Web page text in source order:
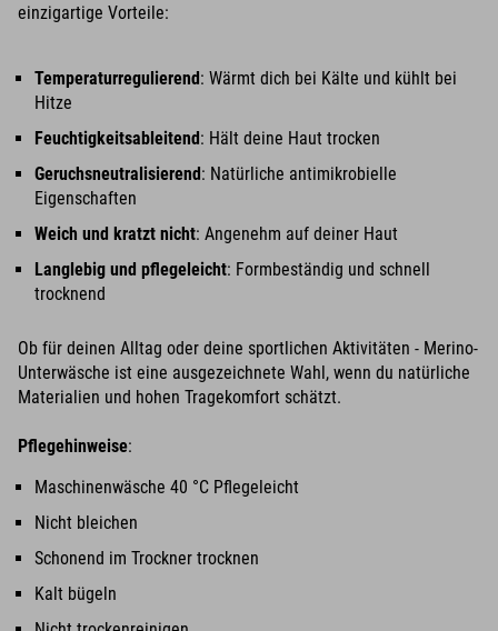
einzigartige Vorteile:
Temperaturregulierend: Wärmt dich bei Kälte und kühlt bei
Hitze
Feuchtigkeitsableitend: Hält deine Haut trocken
Geruchsneutralisierend: Natürliche antimikrobielle
Eigenschaften
Weich und kratzt nicht: Angenehm auf deiner Haut
Langlebig und pflegeleicht: Formbeständig und schnell
trocknend
Ob für deinen Alltag oder deine sportlichen Aktivitäten - Merino-
Unterwäsche ist eine ausgezeichnete Wahl, wenn du natürliche
Materialien und hohen Tragekomfort schätzt.
Pflegehinweise:
Maschinenwäsche 40 °C Pflegeleicht
Nicht bleichen
Schonend im Trockner trocknen
Kalt bügeln